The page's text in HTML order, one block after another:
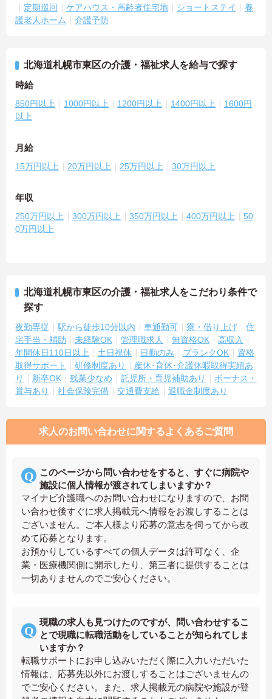
定期巡回
ケアハウス・高齢者住宅地 ショートステイ
養
護老人ホーム
介護予防
北海道札幌市東区の介護・福祉求人を給与で探す
時給
850円以上 1000円以上 1200円以上 1400円以上
1600円
以上
月給
15万円以上 20万円以上 25万円以上 30万円以上
年収
250万円以上 300万円以上 350万円以上 400万円以上
50
0万円以上
北海道札幌市東区の介護・福祉求人をこだわり条件で
探す
夜勤専従 駅から徒歩10分以内 車通勤可 寮・借り上げ
住
宅手当・補助
未経験OK 管理職求人 無資格OK
高収入
年間休日110日以上
土日祝休 日勤のみ ブランクOK
資格
取得サポート
研修制度あり
産休･育休･介護休暇取得実績あ
り
新卒OK 残業少なめ 託児所・育児補助あり
ボーナス・
賞与あり
社会保険完備 交通費支給 退職金制度あり
求人のお問い合わせに関するよくあるご質問
このページから問い合わせをすると、すぐに病院や
施設に個人情報が渡されてしまいますか？
マイナビ介護職へのお問い合わせになりますので、お問
い合わせ後すぐに求人掲載元へ情報をお渡しすることは
ございません。ご本人様より応募の意志を伺ってから改
めて応募となります。
お預かりしているすべての個人データは許可なく、企
業・医療機関側に開示したり、第三者に提供することは
一切ありませんのでご安心ください。
現職の求人も見つけたのですが、問い合わせするこ
とで現職に転職活動をしていることが知られてしま
いますか？
転職サポートにお申し込みいただく際に入力いただいた
情報は、応募先以外にお渡しすることはございませんの
でご安心ください。また、求人掲載元の病院や施設が登